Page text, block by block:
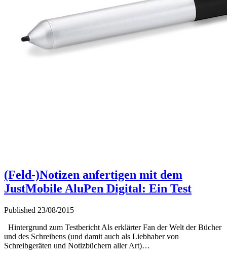
(Feld-)Notizen anfertigen mit dem
JustMobile AluPen Digital: Ein Test
Published 23/08/2015
Hintergrund zum Testbericht Als erklärter Fan der Welt der Bücher
und des Schreibens (und damit auch als Liebhaber von
Schreibgeräten und Notizbüchern aller Art)…